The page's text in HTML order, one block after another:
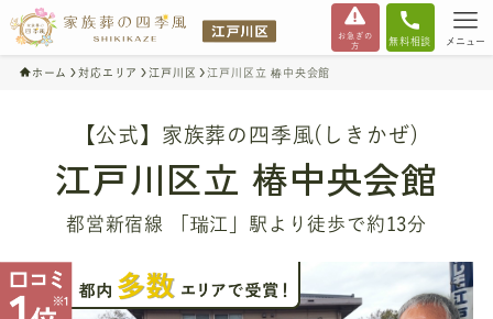
お急ぎの
方
無料相談 メニュー
ホーム 対応エリア 江戸川区 江戸川区立 椿中央会館
【公式】家族葬の四季風(しきかぜ)
江戸川区立 椿中央会館
都営新宿線 「瑞江」駅より徒歩で約13分